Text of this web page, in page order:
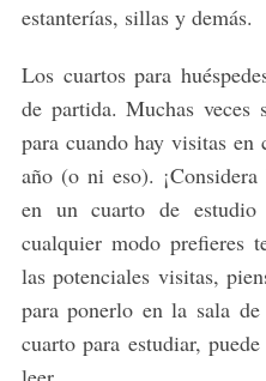
estanterías, sillas y demás.
Los cuartos para
de partida. Muchas veces
para cuando hay visitas en
año (o ni eso).
en un cuarto de
cualquier modo prefieres
las potenciales visitas,
para ponerlo en la sala
cuarto para estudiar,